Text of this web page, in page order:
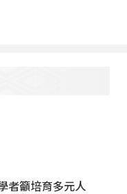
者籲培育多元人